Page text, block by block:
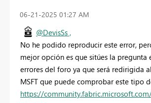
‎06-21-2025 01:27 AM
@DevisSs ,
No he podido reproducir este error,
mejor opción es que sitúes la pregunta
errores del foro ya que será redirigida
MSFT que puede comprobar este tipo
https://